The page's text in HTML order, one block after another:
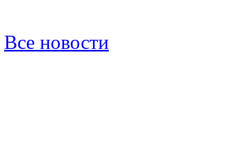
Все новости